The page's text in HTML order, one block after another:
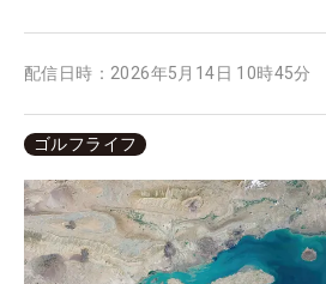
配信日時： 2026年5月14日 10時45分
ゴルフライフ